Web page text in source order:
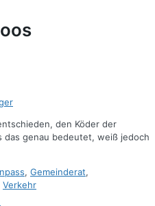
den Köder der
das genau bedeutet, weiß jedoch
, Gemeinderat,
Verkehr